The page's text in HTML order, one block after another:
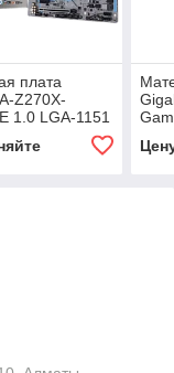
плата
Z270X-
1.0 LGA-1151